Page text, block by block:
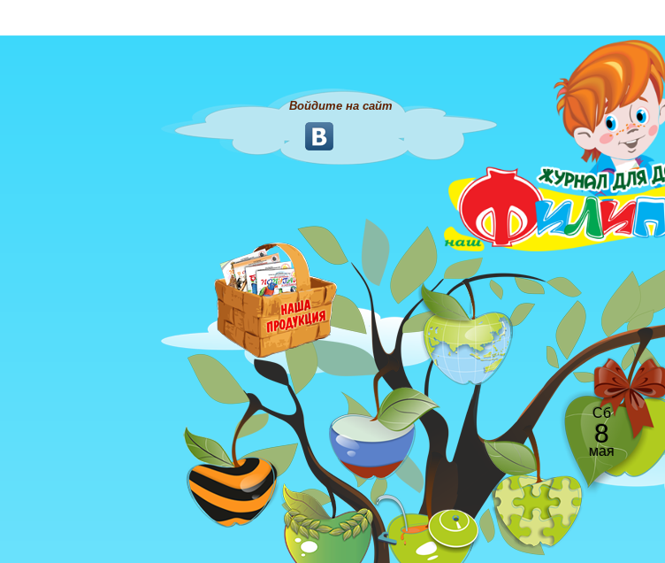
Войдите на сайт
Сб
8
мая